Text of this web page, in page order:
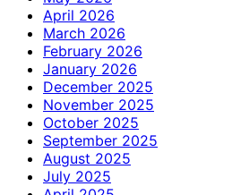
April 2026
March 2026
February 2026
January 2026
December 2025
November 2025
October 2025
September 2025
August 2025
July 2025